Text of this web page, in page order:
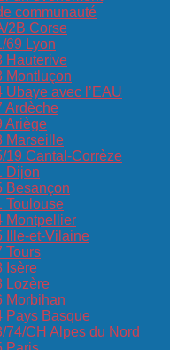
communauté
2B Corse
69 Lyon
Hauterive
Montluçon
Ubaye avec l’EAU
Ardèche
Ariège
Marseille
19 Cantal-Corrèze
Dijon
Besançon
Toulouse
Montpellier
Ille-et-Vilaine
Tours
Isère
Lozère
Morbihan
Pays Basque
74/CH Alpes du Nord